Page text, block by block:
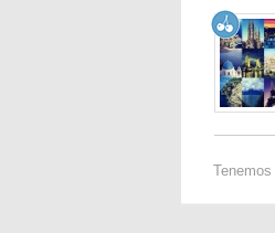
Tenemos